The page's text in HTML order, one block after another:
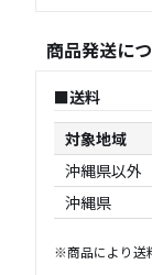
商品発送に
送料
対象地域
沖縄県以外
沖縄県
※商品により送